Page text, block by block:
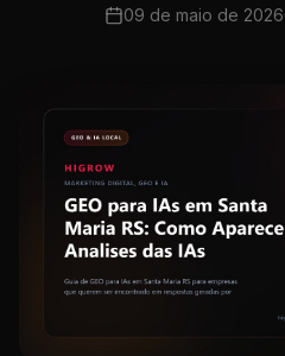
09 de maio de 2026